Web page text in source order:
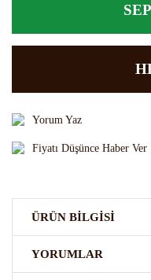
Yorum Yaz
Fiyatı Düşünce Haber Ver
ÜRÜN BILGISI
YORUMLAR